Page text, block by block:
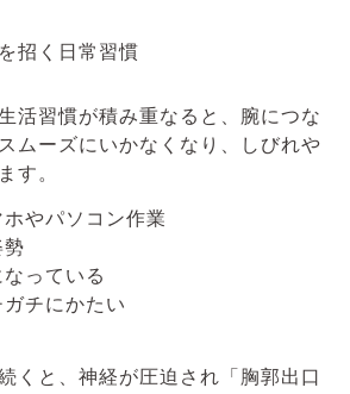
招く日常習慣
活習慣が積み重なると、腕につな
ムーズにいかなくなり、しびれや
す。
やパソコン作業
勢
っている
チにかたい
くと、神経が圧迫され「胸郭出口